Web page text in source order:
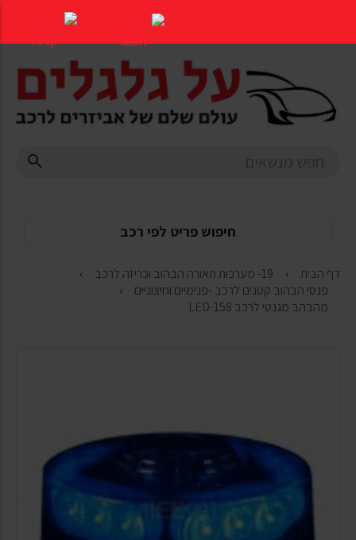
העמוד
חיפוש פריט לפי רכב
דף הבית
19- מערכות תאורה הבהוב וכריזה לרכב
פנסי הבהוב קטנים לרכב -פנימיים וחיצוניים
מהבהב מגנטי לרכב LED-158